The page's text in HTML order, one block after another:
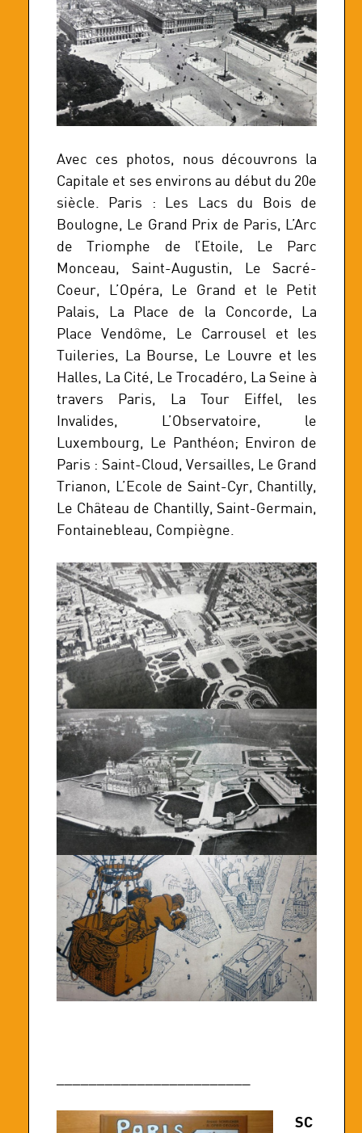
Avec ces photos, nous découvrons la
Capitale et ses environs au début du 20e
siècle. Paris : Les Lacs du Bois de
Boulogne, Le Grand Prix de Paris, L’Arc
de Triomphe de l’Etoile, Le Parc
Monceau, Saint-Augustin, Le Sacré-
Coeur, L’Opéra, Le Grand et le Petit
Palais, La Place de la Concorde, La
Place Vendôme, Le Carrousel et les
Tuileries, La Bourse, Le Louvre et les
Halles, La Cité, Le Trocadéro, La Seine à
travers Paris, La Tour Eiffel, les
Invalides, L’Observatoire, le
Luxembourg, Le Panthéon; Environ de
Paris : Saint-Cloud, Versailles, Le Grand
Trianon, L’Ecole de Saint-Cyr, Chantilly,
Le Château de Chantilly, Saint-Germain,
Fontainebleau, Compiègne.
SC